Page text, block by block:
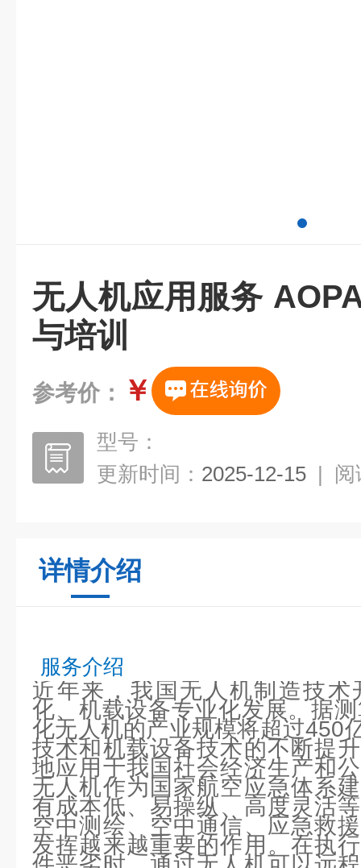
无人机应用服务
与培训
参考价： ￥
型号：
更新时间： 2025-12-15 | 阅
详情介绍
服务介绍
近年来，我国无人机制造技
化、机载设备专业化发展。据
化无人机的产业规模将超过450
技术和机载设备技术的不断提
地应用于我国社会经济生产和
无人机作为国家航空应急体系
有成本低、易操纵、高度灵活
空中测绘、空中通信、应急救
发挥越来越重要的作用。在执